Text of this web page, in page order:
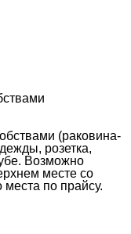
(раковина-
розетка,
Возможно
месте со
места по прайсу.